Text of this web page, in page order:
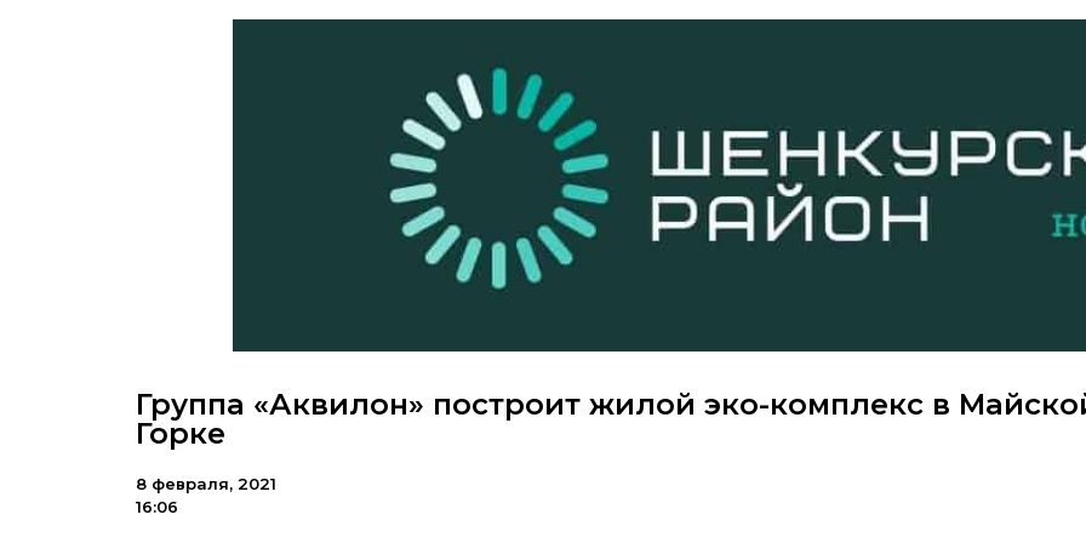
Группа «Аквилон» построит жилой эко-комплекс в
Горке
8 февраля, 2021
16:06